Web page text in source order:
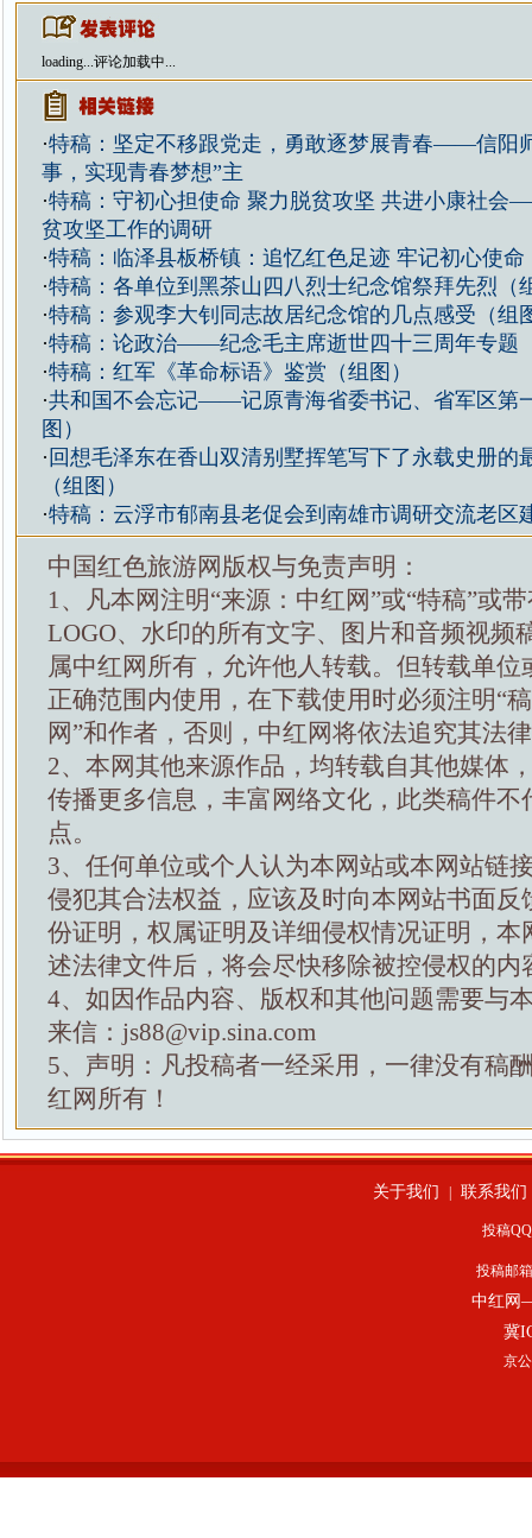
loading...评论加载中...
·特稿：坚定不移跟党走，勇敢逐梦展青春——信阳
事，实现青春梦想”主
·特稿：守初心担使命 聚力脱贫攻坚 共进小康社会
贫攻坚工作的调研
·特稿：临泽县板桥镇：追忆红色足迹 牢记初心使命
·特稿：各单位到黑茶山四八烈士纪念馆祭拜先烈（
·特稿：参观李大钊同志故居纪念馆的几点感受（组
·特稿：论政治——纪念毛主席逝世四十三周年专题
·特稿：红军《革命标语》鉴赏（组图）
·共和国不会忘记——记原青海省委书记、省军区第
图）
· 回想毛泽东在香山双清别墅挥笔写下了永载史册的
（组图）
·特稿：云浮市郁南县老促会到南雄市调研交流老区
中国红色旅游网版权与免责声明：
1、凡本网注明“来源：中红网”或“特稿”或
LOGO、水印的所有文字、图片和音频视频
属中红网所有，允许他人转载。但转载单位
正确范围内使用，在下载使用时必须注明“
网”和作者，否则，中红网将依法追究其法
2、本网其他来源作品，均转载自其他媒体
传播更多信息，丰富网络文化，此类稿件不
点。
3、任何单位或个人认为本网站或本网站链
侵犯其合法权益，应该及时向本网站书面反
份证明，权属证明及详细侵权情况证明，本
述法律文件后，将会尽快移除被控侵权的内
4、如因作品内容、版权和其他问题需要与
来信：js88@vip.sina.com
5、声明：凡投稿者一经采用，一律没有稿
红网所有！
关于我们 联系我们
投稿
投稿邮
中红网
冀
京